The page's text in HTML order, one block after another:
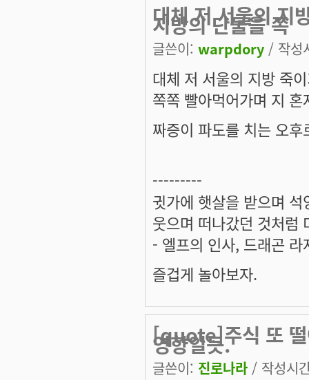
대체 저 서울의 지
지방의 단물을 쪽
글쓴이: warpdory / 작성
대체 저 서울의 지방 죽
쪽쪽 빨아먹어가며 지
짜증이 파도를 치는 오후
---------
귓가에 햇살을 받으며
웃으며 떠나갔던 것처럼
- 엘프의 인사, 드래곤 라
즐겁게 놀아보자.
[quote]주식 또 떨
영향일듯.
글쓴이: 진로나라 / 작성시